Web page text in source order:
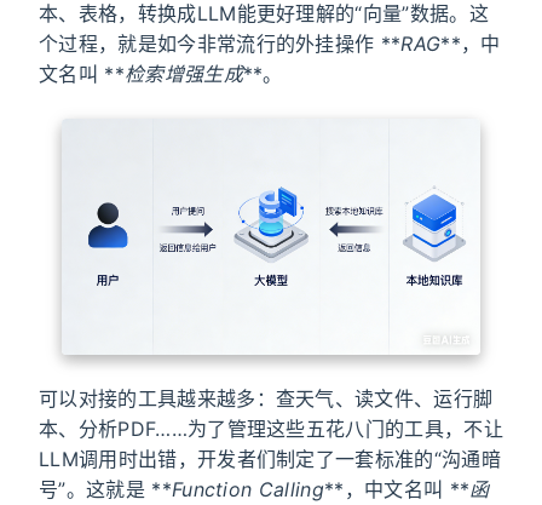
本、表格，转换成LLM能更好理解的“向量”数据。这
个过程，就是如今非常流行的外挂操作 **RAG**，中
文名叫 **检索增强生成**。
可以对接的工具越来越多：查天气、读文件、运行脚
本、分析PDF……为了管理这些五花八门的工具，不让
LLM调用时出错，开发者们制定了一套标准的“沟通暗
号”。这就是 **Function Calling**，中文名叫 **函